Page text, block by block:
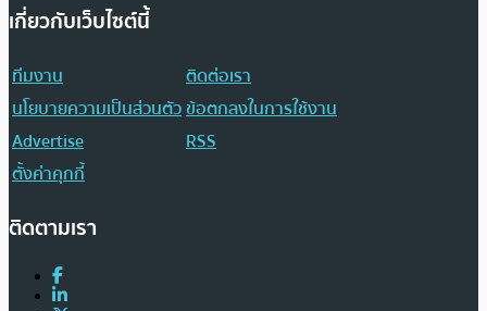
เกี่ยวกับเว็บไซต์นี้
ทีมงาน
ติดต่อเรา
นโยบายความเป็นส่วนตัวข้อตกลงในการใช้งาน
Advertise
RSS
ตั้งค่าคุกกี้
ติดตามเรา